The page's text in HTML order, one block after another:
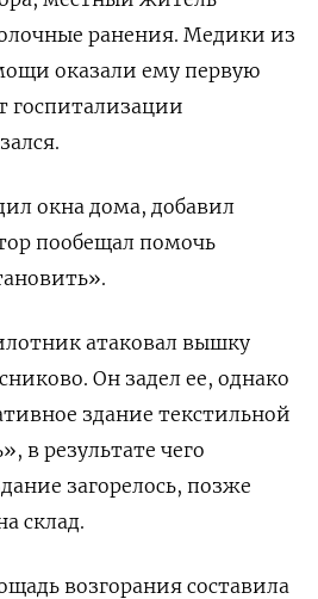
ранения. Медики из
оказали ему первую
госпитализации
окна дома, добавил
пообещал помочь
атаковал вышку
Он задел ее, однако
здание текстильной
в результате чего
загорелось, позже
склад.
возгорания составила